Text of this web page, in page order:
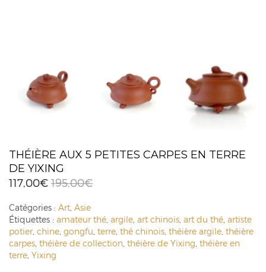
THÉIÈRE AUX 5 PETITES CARPES EN TERRE
DE YIXING
195,00€
117,00€
Catégories : Art Asie
Étiquettes : amateur thé argile art chinois art du thé artiste
potier chine gongfu terre thé chinois théière argile théière
carpes théière de collection théière de Yixing théière en
terre Yixing